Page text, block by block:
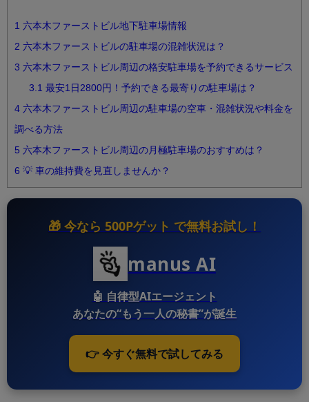
1 六本木ファーストビル地下駐車場情報
2 六本木ファーストビルの駐車場の混雑状況は？
3 六本木ファーストビル周辺の格安駐車場を予約できるサービス
3.1 最安1日2800円！予約できる最寄りの駐車場は？
4 六本木ファーストビル周辺の駐車場の空車・混雑状況や料金を
調べる方法
5 六本木ファーストビル周辺の月極駐車場のおすすめは？
6 💡 車の維持費を見直しませんか？
🎁 今なら 500Pゲット で無料お試し！
manus AI
🤖 自律型AIエージェント
あなたの“もう一人の秘書”が誕生
👉 今すぐ無料で試してみる